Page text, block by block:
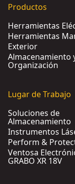
Productos
Herramientas
Herramientas
Exterior
Almacenamiento
Organización
Lugar de Trabajo
Soluciones de
Almacenamiento
Instrumentos
Perform &
Ventosa
GRABO XR 18V